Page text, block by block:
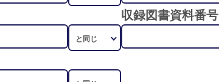
収録図書資料番号